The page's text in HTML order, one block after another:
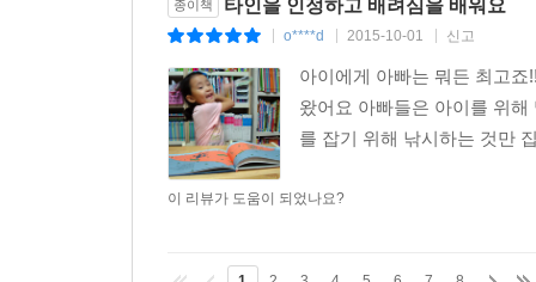
종이책 타인을 인정하고 배려심을 배워요
o****d 2015-10-01 신고
아이에게 아빠는 뭐든 최고
왔어요 아빠들은 아이를 위
를 잡기 위해 낚시하는 것만
이 리뷰가 도움이 되었나요?